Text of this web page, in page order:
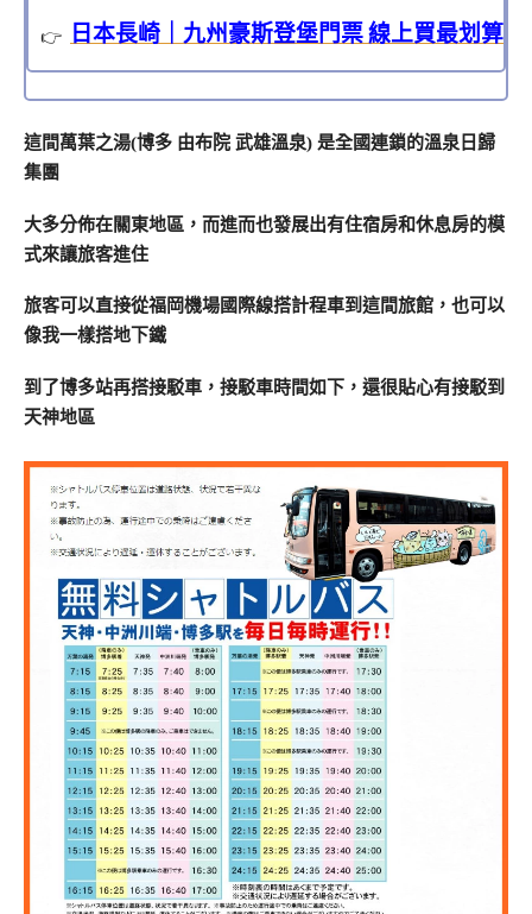
日本長崎｜九州豪斯登堡門票 線上買最划算
這間萬葉之湯(博多 由布院 武雄溫泉) 是全國連鎖的溫泉日歸
集團
大多分佈在關東地區，而進而也發展出有住宿房和休息房的模
式來讓旅客進住
旅客可以直接從福岡機場國際線搭計程車到這間旅館，也可以
像我一樣搭地下鐵
到了博多站再搭接駁車，接駁車時間如下，還很貼心有接駁到
天神地區